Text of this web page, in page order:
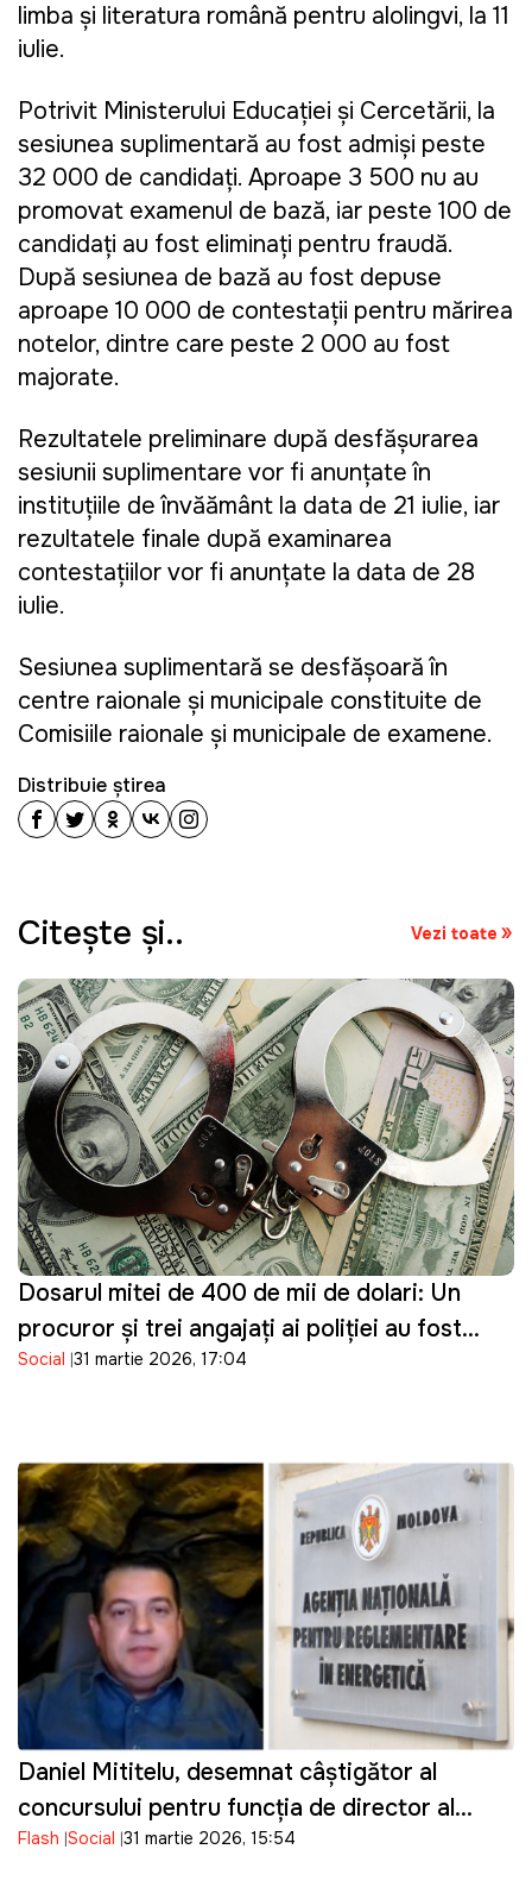
limba și literatura română pentru alolingvi, la 11
iulie.
Potrivit Ministerului Educației și Cercetării, la
sesiunea suplimentară au fost admiși peste
32 000 de candidați. Aproape 3 500 nu au
promovat examenul de bază, iar peste 100 de
candidați au fost eliminați pentru fraudă.
După sesiunea de bază au fost depuse
aproape 10 000 de contestații pentru mărirea
notelor, dintre care peste 2 000 au fost
majorate.
Rezultatele preliminare după desfășurarea
sesiunii suplimentare vor fi anunțate în
instituțiile de învățământ la data de 21 iulie, iar
rezultatele finale după examinarea
contestațiilor vor fi anunțate la data de 28
iulie.
Sesiunea suplimentară se desfășoară în
centre raionale și municipale constituite de
Comisiile raionale și municipale de examene.
Distribuie știrea
Citeşte şi.. Vezi toate
Dosarul mitei de 400 de mii de dolari: Un
procuror și trei angajați ai poliției au fost
reținuți
Social 31 martie 2026, 17:04
Daniel Mititelu, desemnat câștigător al
concursului pentru funcția de director al
ANRE
Flash Social 31 martie 2026, 15:54